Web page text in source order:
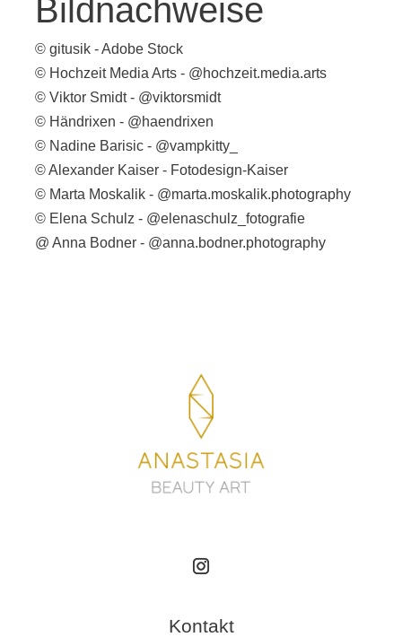
Bildnachweise
© gitusik - Adobe Stock
© Hochzeit Media Arts - @hochzeit.media.arts
© Viktor Smidt - @viktorsmidt
© Händrixen - @haendrixen
© Nadine Barisic - @vampkitty_
© Alexander Kaiser - Fotodesign-Kaiser
© Marta Moskalik - @marta.moskalik.photography
© Elena Schulz - @elenaschulz_fotografie
@ Anna Bodner - @anna.bodner.photography
Kontakt